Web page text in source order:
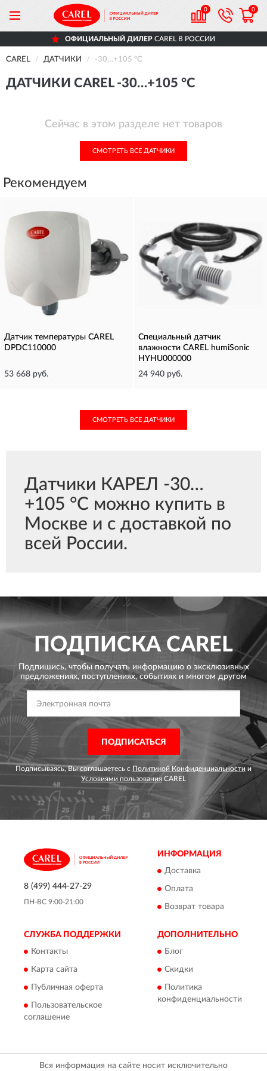
0 0
ОФИЦИАЛЬНЫЙ ДИЛЕРCAREL В РОССИИ
CAREL ДАТЧИКИ -30…+105 °C
ДАТЧИКИ CAREL -30…+105 °C
Сейчас в этом разделе нет товаров
СМОТРЕТЬ ВСЕ ДАТЧИКИ
Рекомендуем
Датчик температуры CAREL
DPDC110000
53 668 руб.
Специальный датчик
влажности CAREL humiSonic
HYHU000000
24 940 руб.
СМОТРЕТЬ ВСЕ ДАТЧИКИ
Датчики КАРЕЛ -30…
+105 °C можно купить в
Москве и с доставкой по
всей России.
ПОДПИСКА CAREL
Подпишись, чтобы получать информацию о эксклюзивных
предложениях, поступлениях, событиях и многом другом
ПОДПИСАТЬСЯ
Подписываясь, Вы соглашаетесь с Политикой Конфиденциальности и
Условиями пользования CAREL
8 (499) 444-27-29
ПН-ВС 9:00-21:00
ИНФОРМАЦИЯ
Доставка
Оплата
Возврат товара
СЛУЖБА ПОДДЕРЖКИ
Контакты
Карта сайта
Публичная оферта
Пользовательское
соглашение
ДОПОЛНИТЕЛЬНО
Блог
Скидки
Политика
конфиденциальности
Вся информация на сайте носит исключительно